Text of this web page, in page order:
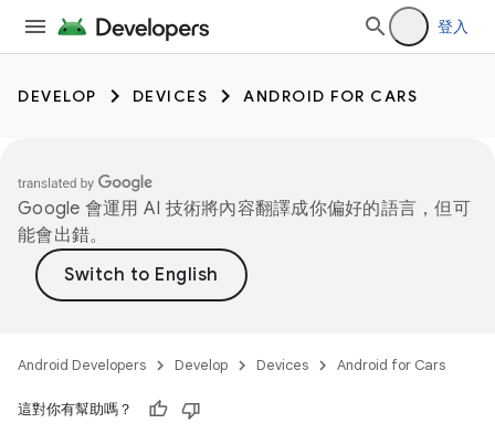
登入
DEVELOP DEVICES ANDROID FOR CARS
Google 會運用 AI 技術將內容翻譯成你偏好的語言，但可
能會出錯。
Android Developers Develop Devices Android for Cars
這對你有幫助嗎？